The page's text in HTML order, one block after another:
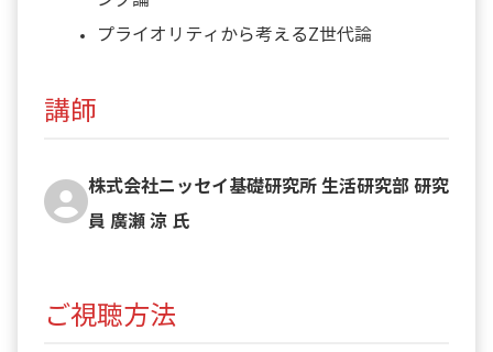
プライオリティから考えるZ世代論
講師
株式会社ニッセイ基礎研究所 生活研究部 研究
員 廣瀬 涼 氏
ご視聴方法